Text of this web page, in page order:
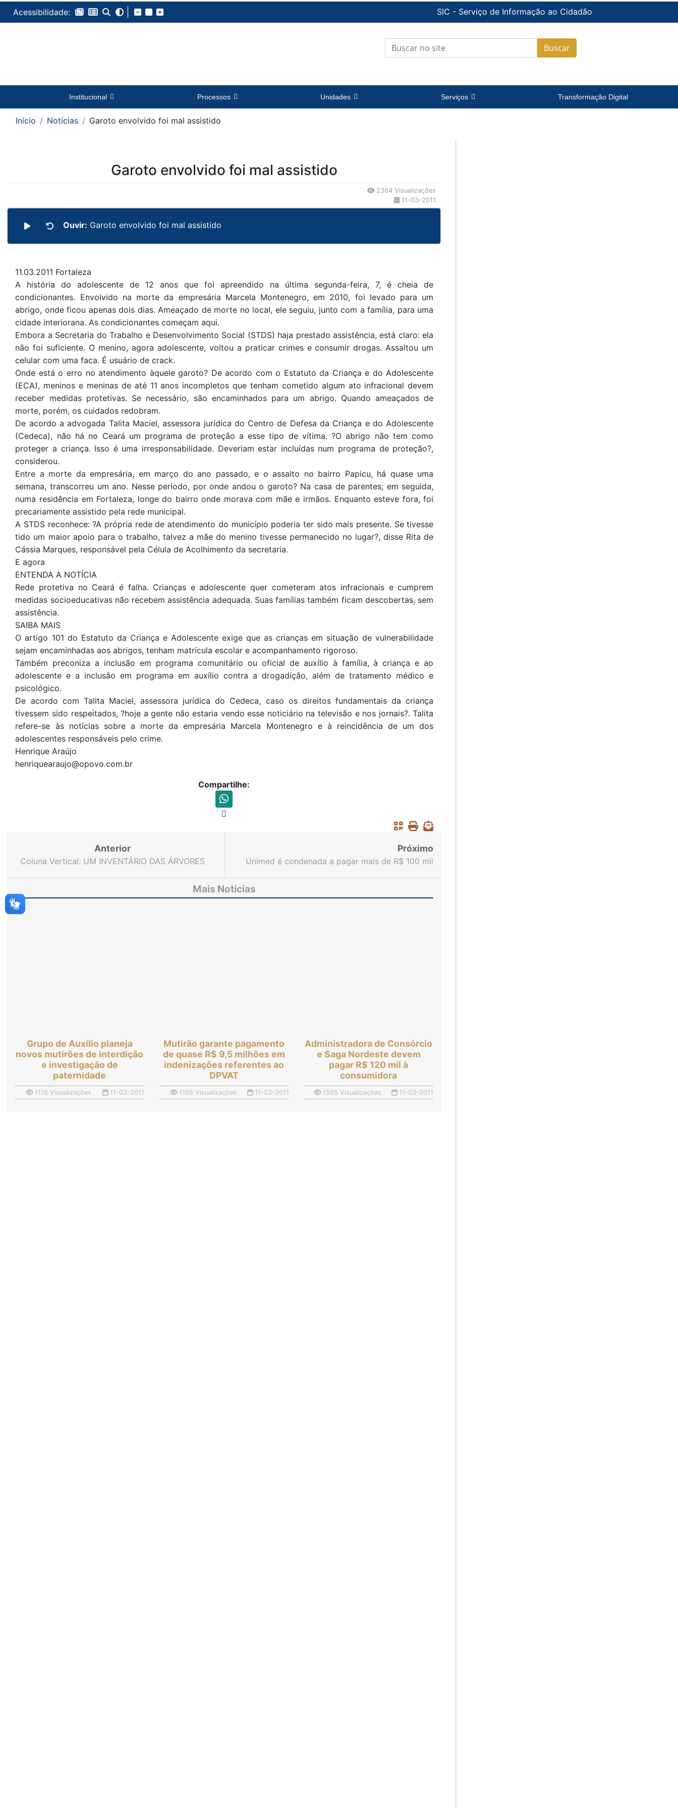
Acessibilidade: SIC - Serviço de Informação ao Cidadão
Buscar
Institucional Processos Unidades Serviços Transformação Digital
Início Notícias Garoto envolvido foi mal assistido
Conteúdo da NotíciaGaroto envolvido foi mal assistido
2364 Visualizações
11-03-2011
Ouvir: Garoto envolvido foi mal assistido
11.03.2011 Fortaleza
A história do adolescente de 12 anos que foi apreendido na última segunda-feira, 7, é cheia de
condicionantes. Envolvido na morte da empresária Marcela Montenegro, em 2010, foi levado para um
abrigo, onde ficou apenas dois dias. Ameaçado de morte no local, ele seguiu, junto com a família, para uma
cidade interiorana. As condicionantes começam aqui.
Embora a Secretaria do Trabalho e Desenvolvimento Social (STDS) haja prestado assistência, está claro: ela
não foi suficiente. O menino, agora adolescente, voltou a praticar crimes e consumir drogas. Assaltou um
celular com uma faca. É usuário de crack.
Onde está o erro no atendimento àquele garoto? De acordo com o Estatuto da Criança e do Adolescente
(ECA), meninos e meninas de até 11 anos incompletos que tenham cometido algum ato infracional devem
receber medidas protetivas. Se necessário, são encaminhados para um abrigo. Quando ameaçados de
morte, porém, os cuidados redobram.
De acordo a advogada Talita Maciel, assessora jurídica do Centro de Defesa da Criança e do Adolescente
(Cedeca), não há no Ceará um programa de proteção a esse tipo de vítima. ?O abrigo não tem como
proteger a criança. Isso é uma irresponsabilidade. Deveriam estar incluídas num programa de proteção?,
considerou.
Entre a morte da empresária, em março do ano passado, e o assalto no bairro Papicu, há quase uma
semana, transcorreu um ano. Nesse período, por onde andou o garoto? Na casa de parentes; em seguida,
numa residência em Fortaleza, longe do bairro onde morava com mãe e irmãos. Enquanto esteve fora, foi
precariamente assistido pela rede municipal.
A STDS reconhece: ?A própria rede de atendimento do município poderia ter sido mais presente. Se tivesse
tido um maior apoio para o trabalho, talvez a mãe do menino tivesse permanecido no lugar?, disse Rita de
Cássia Marques, responsável pela Célula de Acolhimento da secretaria.
E agora
ENTENDA A NOTÍCIA
Rede protetiva no Ceará é falha. Crianças e adolescente quer cometeram atos infracionais e cumprem
medidas socioeducativas não recebem assistência adequada. Suas famílias também ficam descobertas, sem
assistência.
SAIBA MAIS
O artigo 101 do Estatuto da Criança e Adolescente exige que as crianças em situação de vulnerabilidade
sejam encaminhadas aos abrigos, tenham matrícula escolar e acompanhamento rigoroso.
Também preconiza a inclusão em programa comunitário ou oficial de auxílio à família, à criança e ao
adolescente e a inclusão em programa em auxílio contra a drogadição, além de tratamento médico e
psicológico.
De acordo com Talita Maciel, assessora jurídica do Cedeca, caso os direitos fundamentais da criança
tivessem sido respeitados, ?hoje a gente não estaria vendo esse noticiário na televisão e nos jornais?. Talita
refere-se às notícias sobre a morte da empresária Marcela Montenegro e à reincidência de um dos
adolescentes responsáveis pelo crime.
Henrique Araújo
henriquearaujo@opovo.com.br
Compartilhe:
Anterior
Coluna Vertical: UM INVENTÁRIO DAS ÁRVORES
Próximo
Unimed é condenada a pagar mais de R$ 100 mil
Mais Notícias
Grupo de Auxílio planeja
novos mutirões de interdição
e investigação de
paternidade
1116 Visualizações 11-03-2011
Mutirão garante pagamento
de quase R$ 9,5 milhões em
indenizações referentes ao
DPVAT
1166 Visualizações 11-03-2011
Administradora de Consórcio
e Saga Nordeste devem
pagar R$ 120 mil à
consumidora
1595 Visualizações 11-03-2011